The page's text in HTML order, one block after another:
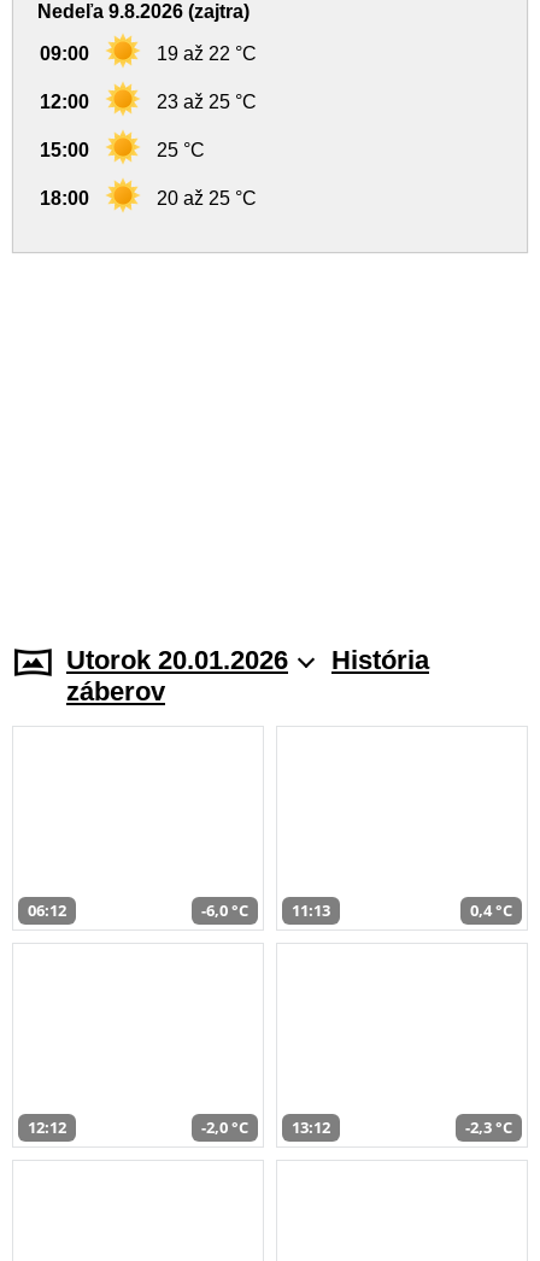
Nedeľa 9.8.2026 (zajtra)
09:00 19 až 22 °C
12:00 23 až 25 °C
15:00 25 °C
18:00 20 až 25 °C
Utorok 20.01.2026
História
záberov
06:12 -6,0 °C 11:13 0,4 °C
12:12 -2,0 °C 13:12 -2,3 °C